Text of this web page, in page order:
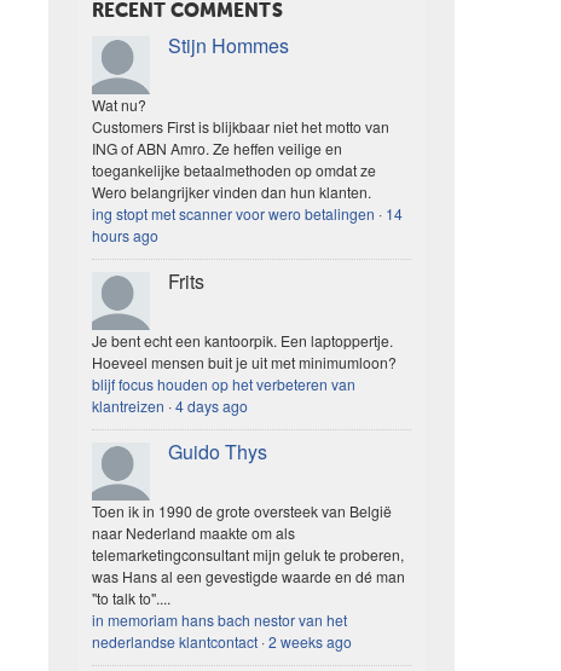
RECENT COMMENTS
Stijn Hommes
Wat nu?
Customers First is blijkbaar niet het motto van
ING of ABN Amro. Ze heffen veilige en
toegankelijke betaalmethoden op omdat ze
Wero belangrijker vinden dan hun klanten.
ing stopt met scanner voor wero betalingen · 14
hours ago
Frits
Je bent echt een kantoorpik. Een laptoppertje.
Hoeveel mensen buit je uit met minimumloon?
blijf focus houden op het verbeteren van
klantreizen ·4 days ago
Guido Thys
Toen ik in 1990 de grote oversteek van België
naar Nederland maakte om als
telemarketingconsultant mijn geluk te proberen,
was Hans al een gevestigde waarde en dé man
"to talk to"....
in memoriam hans bach nestor van het
nederlandse klantcontact ·2 weeks ago